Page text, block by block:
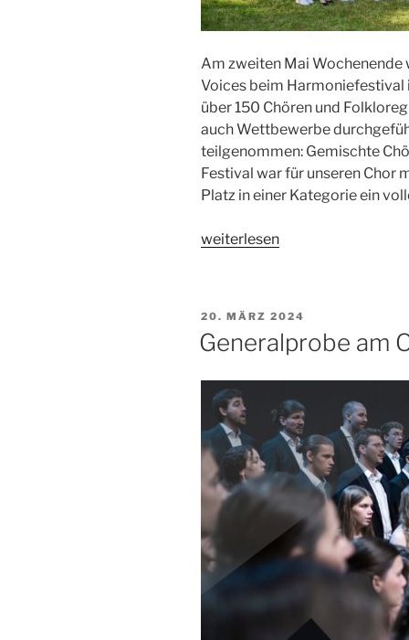
Am zweiten Mai Wochenende
Voices beim Harmoniefestival
über 150 Chören und
auch Wettbewerbe
teilgenommen: Gemischte
Festival war für unseren Chor
Platz in einer Kategorie ein
„Voices
weiterlesen
VERÖFFENTLICHT
AM
20. MÄRZ 2024
Generalprobe am